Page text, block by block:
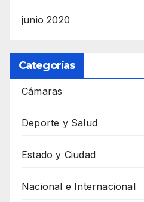
junio 2020
Categorías
Cámaras
Deporte y Salud
Estado y Ciudad
Nacional e Internacional